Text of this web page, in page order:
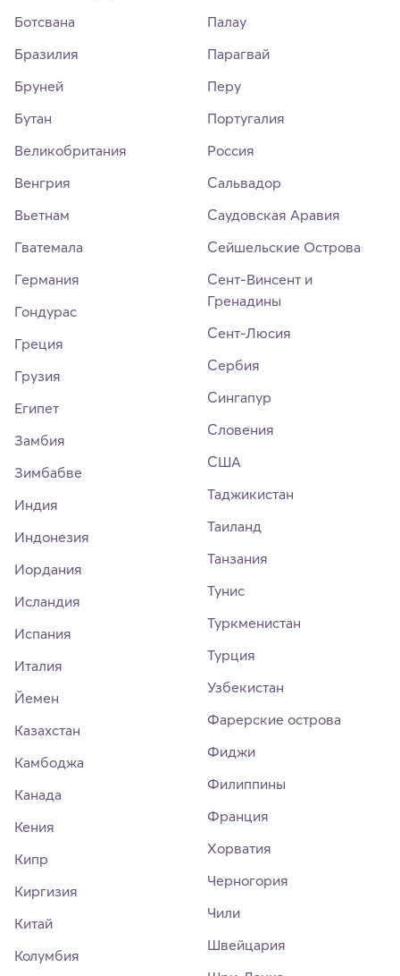
Ботсвана
Бразилия
Бруней
Бутан
Великобритания
Венгрия
Вьетнам
Гватемала
Германия
Гондурас
Греция
Грузия
Египет
Замбия
Зимбабве
Индия
Индонезия
Иордания
Исландия
Испания
Италия
Йемен
Казахстан
Камбоджа
Канада
Кения
Кипр
Киргизия
Китай
Колумбия
Палау
Парагвай
Перу
Португалия
Россия
Сальвадор
Саудовская Аравия
Сейшельские Острова
Сент-Винсент и
Гренадины
Сент-Люсия
Сербия
Сингапур
Словения
США
Таджикистан
Таиланд
Танзания
Тунис
Туркменистан
Турция
Узбекистан
Фарерские острова
Фиджи
Филиппины
Франция
Хорватия
Черногория
Чили
Швейцария